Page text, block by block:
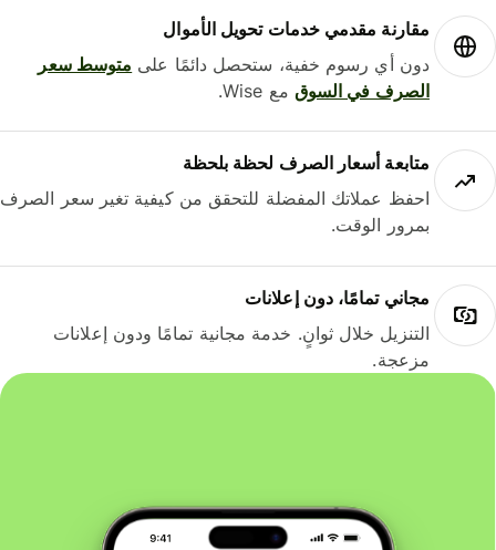
مقارنة مقدمي خدمات تحويل الأموال
دون أي رسوم خفية، ستحصل دائمًا علىمتوسط ​​سعر
الصرف في السوقمع Wise.
متابعة أسعار الصرف لحظة بلحظة
احفظ عملاتك المفضلة للتحقق من كيفية تغير سعر الصرف
بمرور الوقت.
مجاني تمامًا، دون إعلانات
التنزيل خلال ثوانٍ. خدمة مجانية تمامًا ودون إعلانات
مزعجة.